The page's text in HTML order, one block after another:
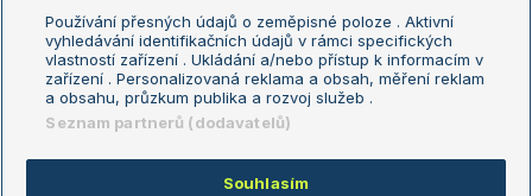
Podmínky užití
Nastavení soukromí
GDPR a žurnalistika
Reklama
Kontakt
Informace o zpracování osobních
údajů
Používání přesných údajů o zeměpisné poloze . Aktivní
vyhledávání identifikačních údajů v rámci specifických
vlastností zařízení . Ukládání a/nebo přístup k informacím v
zařízení . Personalizovaná reklama a obsah, měření reklam
a obsahu, průzkum publika a rozvoj služeb .
Seznam partnerů (dodavatelů)
Souhlasím